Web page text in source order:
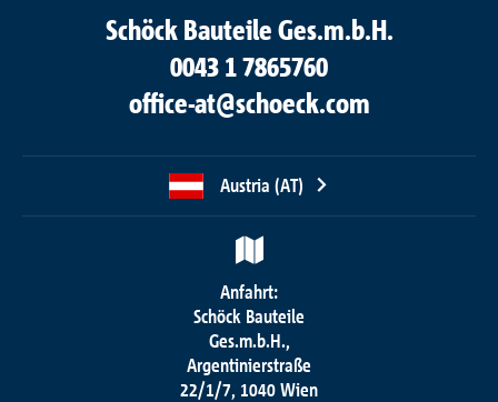
Schöck Bauteile Ges.m.b.H.
0043 1 7865760
office-at@schoeck.com
Austria (AT)
Anfahrt:
Schöck Bauteile
Ges.m.b.H.,
Argentinierstraße
22/1/7, 1040 Wien